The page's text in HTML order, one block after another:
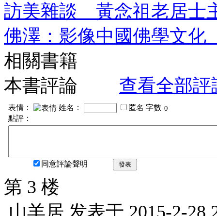
訪美雜談 黃念祖老居士
佛澤：影像中國佛學文
相關書籍
本書評論
查看全部評
表情： 姓名： 匿名 字數
點評：
同意評論聲明 發表
第 3 楼
山羊居 发表于 2015-2-28